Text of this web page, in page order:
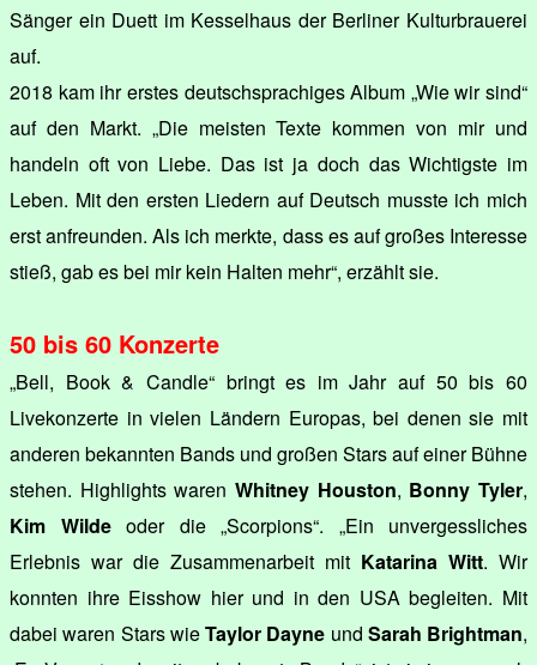
Sänger ein Duett im Kesselhaus der Berliner Kulturbrauerei
auf.
2018 kam ihr erstes deutschsprachiges Album „Wie wir sind“
auf den Markt. „Die meisten Texte kommen von mir und
handeln oft von Liebe. Das ist ja doch das Wichtigste im
Leben. Mit den ersten Liedern auf Deutsch musste ich mich
erst anfreunden. Als ich merkte, dass es auf großes Interesse
stieß, gab es bei mir kein Halten mehr“, erzählt sie.
50 bis 60 Konzerte
„Bell, Book & Candle“ bringt es im Jahr auf 50 bis 60
Livekonzerte in vielen Ländern Europas, bei denen sie mit
anderen bekannten Bands und großen Stars auf einer Bühne
stehen. Highlights waren Whitney Houston, Bonny Tyler,
Kim Wildeoder die „Scorpions“. „Ein unvergessliches
Erlebnis war die Zusammenarbeit mit Katarina Witt. Wir
konnten ihre Eisshow hier und in den USA begleiten. Mit
dabei waren Stars wieTaylor Dayne und Sarah Brightman,